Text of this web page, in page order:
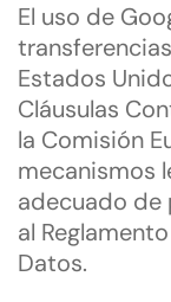
El uso de
Estados
Cláusulas
la Comisión
mecanismos
adecuado
al
Datos.